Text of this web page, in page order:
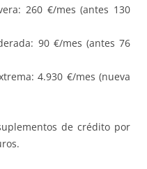
260 €/mes (antes 130
90 €/mes (antes 76
4.930 €/mes (nueva
de crédito por